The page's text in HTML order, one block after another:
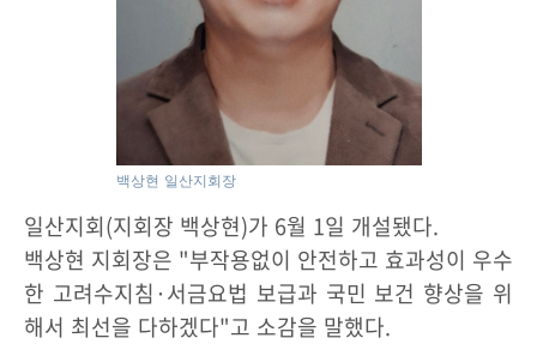
백상현 일산지회장
일산지회(지회장 백상현)가 6월 1일 개설됐다.
백상현 지회장은 "부작용없이 안전하고 효과성이 우수
한 고려수지침·서금요법 보급과 국민 보건 향상을 위
해서 최선을 다하겠다"고 소감을 말했다.